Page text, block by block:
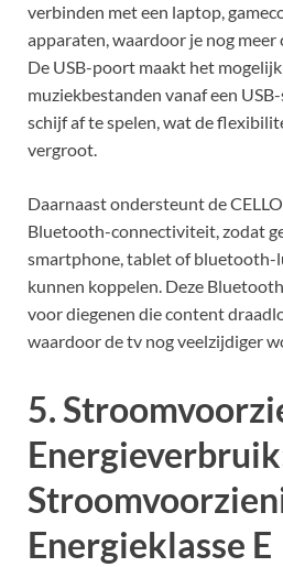
verbinden met een laptop,
apparaten, waardoor je nog
De USB-poort maakt het
muziekbestanden vanaf een
schijf af te spelen, wat de
vergroot.
Daarnaast ondersteunt de
Bluetooth-connectiviteit, zodat
smartphone, tablet of bluetooth-
kunnen koppelen. Deze
voor diegenen die content
waardoor de tv nog veelzijdiger
5.
Energieklasse E